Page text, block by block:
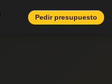
Pedir presupuesto